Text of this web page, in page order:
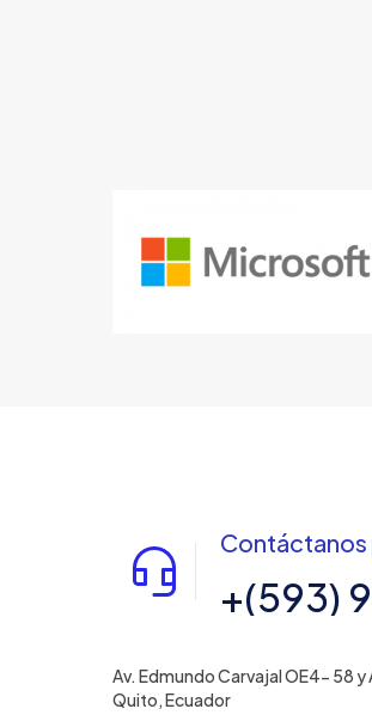
Contáctanos
+(593)
Av. Edmundo Carvajal OE4- 58 y
Quito, Ecuador